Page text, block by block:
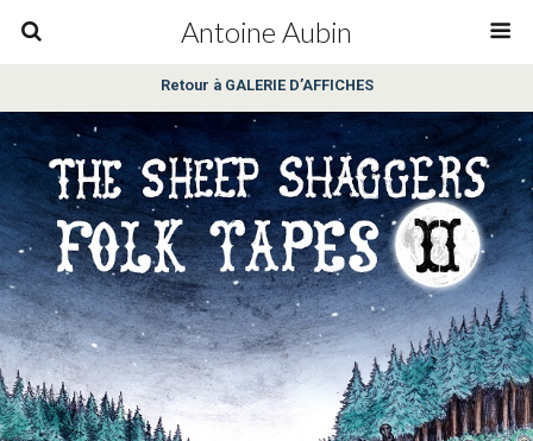
Antoine Aubin
Retour à GALERIE D’AFFICHES